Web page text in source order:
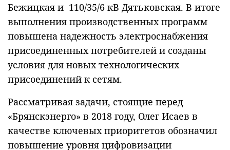
Бежицкая и 110/35/6 кВ Дятьковская. В итоге
выполнения производственных программ
повышена надежность электроснабжения
присоединенных потребителей и созданы
условия для новых технологических
присоединений к сетям.
Рассматривая задачи, стоящие перед
«Брянскэнерго» в 2018 году, Олег Исаев в
качестве ключевых приоритетов обозначил
повышение уровня цифровизации